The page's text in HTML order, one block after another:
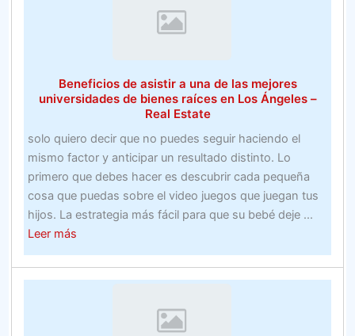
La
forma
generar
ganancias
en
línea
en
(en
The
Beneficios de asistir a una de las mejores
universidades de bienes raíces en Los Ángeles –
Real Estate
solo quiero decir que no puedes seguir haciendo el
mismo factor y anticipar un resultado distinto. Lo
primero que debes hacer es descubrir cada pequeña
cosa que puedas sobre el video juegos que juegan tus
hijos. La estrategia más fácil para que su bebé deje ...
Leer másabout
Beneficios
de